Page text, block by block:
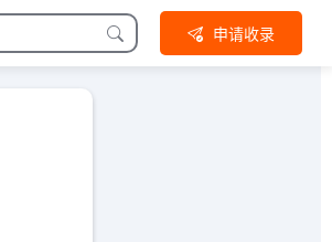
申请收录